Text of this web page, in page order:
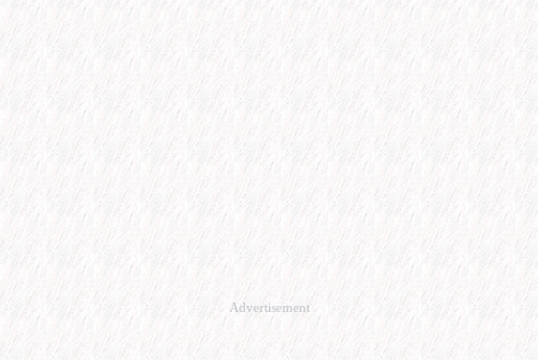
Advertisement